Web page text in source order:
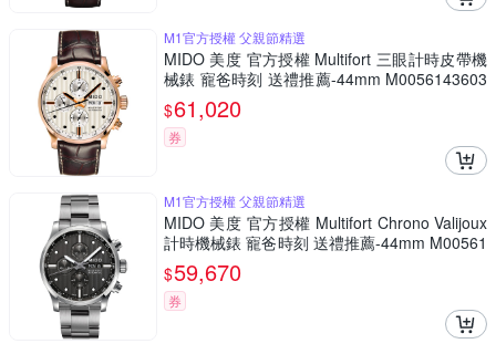
M1官方授權 父親節精選
MIDO 美度 官方授權 Multifort 三眼計時皮帶機
械錶 寵爸時刻 送禮推薦-44mm M0056143603
100
$61,020
券
M1官方授權 父親節精選
MIDO 美度 官方授權 Multifort Chrono Valijoux
計時機械錶 寵爸時刻 送禮推薦-44mm M00561
41106100
$59,670
券